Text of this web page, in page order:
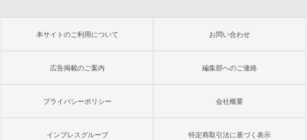
本サイトのご利用について お問い合わせ
広告掲載のご案内 編集部へのご連絡
プライバシーポリシー 会社概要
インプレスグループ 特定商取引法に基づく表示